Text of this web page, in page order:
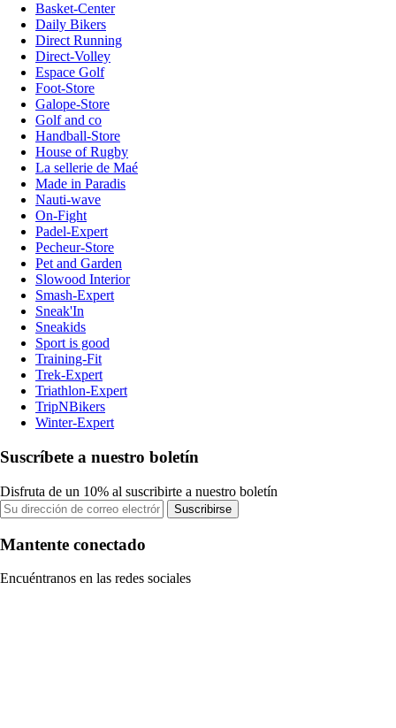
Basket-Center
Daily Bikers
Direct Running
Direct-Volley
Espace Golf
Foot-Store
Galope-Store
Golf and co
Handball-Store
House of Rugby
La sellerie de Maé
Made in Paradis
Nauti-wave
On-Fight
Padel-Expert
Pecheur-Store
Pet and Garden
Slowood Interior
Smash-Expert
Sneak'In
Sneakids
Sport is good
Training-Fit
Trek-Expert
Triathlon-Expert
TripNBikers
Winter-Expert
Suscríbete a nuestro boletín
Disfruta de un 10% al suscribirte a nuestro boletín
Suscribirse
Mantente conectado
Encuéntranos en las redes sociales